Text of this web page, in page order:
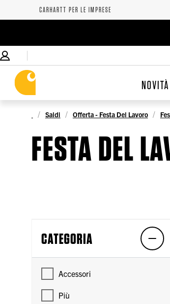
CARHARTT PER LE IMPRESE
NOVITÀ
Saldi Offerta - Festa Del Lavoro
FESTA DEL
CATEGORIA
Accessori
Più